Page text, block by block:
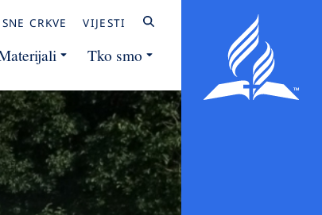
CRKVE VIJESTI
Tko smo